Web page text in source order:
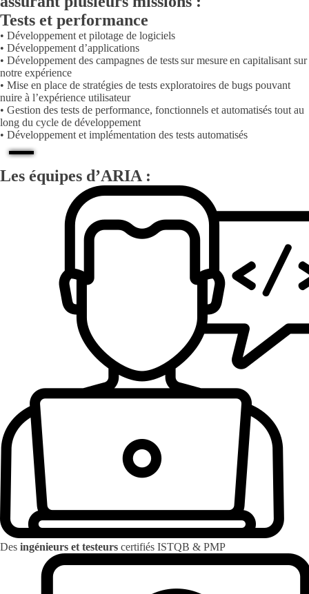
Tests et performance
• Développement et pilotage de logiciels
• Développement d’applications
• Développement des campagnes de tests sur mesure en capitalisant sur
notre expérience
• Mise en place de stratégies de tests exploratoires de bugs pouvant
nuire à l’expérience utilisateur
• Gestion des tests de performance, fonctionnels et automatisés tout au
long du cycle de développement
• Développement et implémentation des tests automatisés
Les équipes d’ARIA :
Des ingénieurs et testeurs certifiés ISTQB & PMP